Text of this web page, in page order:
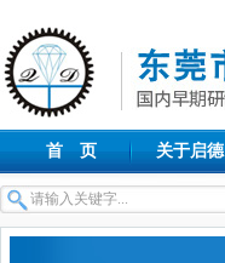
首 页 关于启德